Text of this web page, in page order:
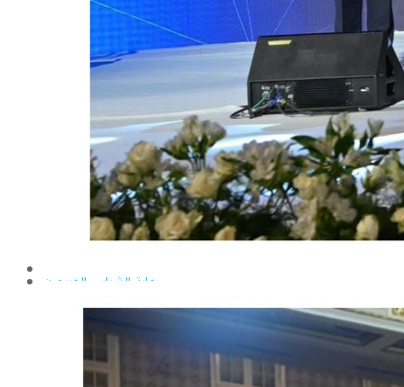
شروط قبول الطلاب الوافديين
متطلبات منح درجة الدكتوراة
إيداع الرسائل بالمكتبة المركزية
نماذج البعثات والمهمات العلمية
قواعد كتابة الرسائل العلمية
محطة التجارب و البحوث الزراعية
خدمة المجتمع وتنمية البيئة
تقرير قطاع شئون البيئة و خدمة المجتمع
عن قطاع خدمة المجتمع وتنمية البيئة
الخطة السنوية للقطاع
وحدة الأزمات والكوارث
رعاية الشباب والخريجون
رعاية الشباب
الخدمات التى تقدمها الإدارة
كيفية مشاركة الطالب فى النشاط